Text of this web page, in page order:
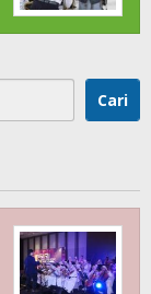
Cari